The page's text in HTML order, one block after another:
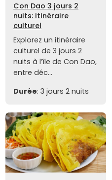
Con Dao 3 jours 2
nuits: itinéraire
culturel
Explorez un itinéraire
culturel de 3 jours 2
nuits à l’île de Con Dao,
entre déc...
Durée: 3 jours 2 nuits